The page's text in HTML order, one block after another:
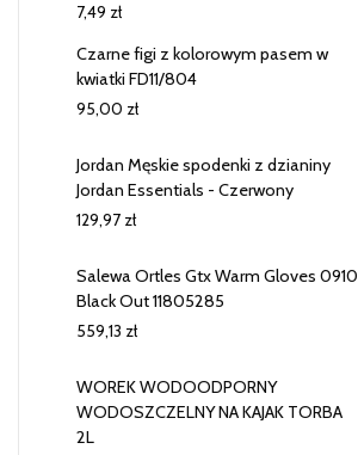
7,49 zł
Czarne figi z kolorowym pasem w
kwiatki FD11/804
95,00 zł
Jordan Męskie spodenki z dzianiny
Jordan Essentials - Czerwony
129,97 zł
Salewa Ortles Gtx Warm Gloves 0910
Black Out 11805285
559,13 zł
WOREK WODOODPORNY
WODOSZCZELNY NA KAJAK TORBA
2L